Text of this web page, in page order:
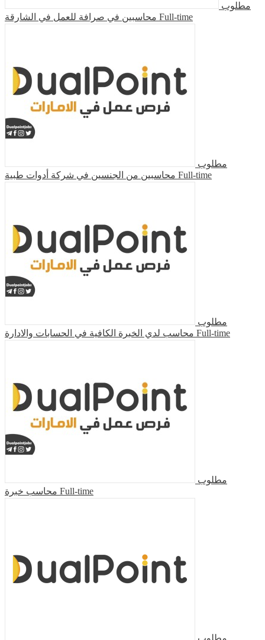
مطلوب
محاسبين في صرافة للعمل في الشارقة Full-time
مطلوب
محاسبين من الجنسين في شركة أدوات طبية Full-time
مطلوب
محاسب لدي الخبرة الكافية في الحسابات والادارة Full-time
مطلوب
محاسب خبرة Full-time
مطلوب